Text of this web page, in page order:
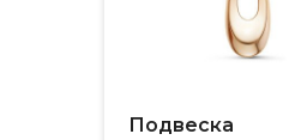
Подвеска